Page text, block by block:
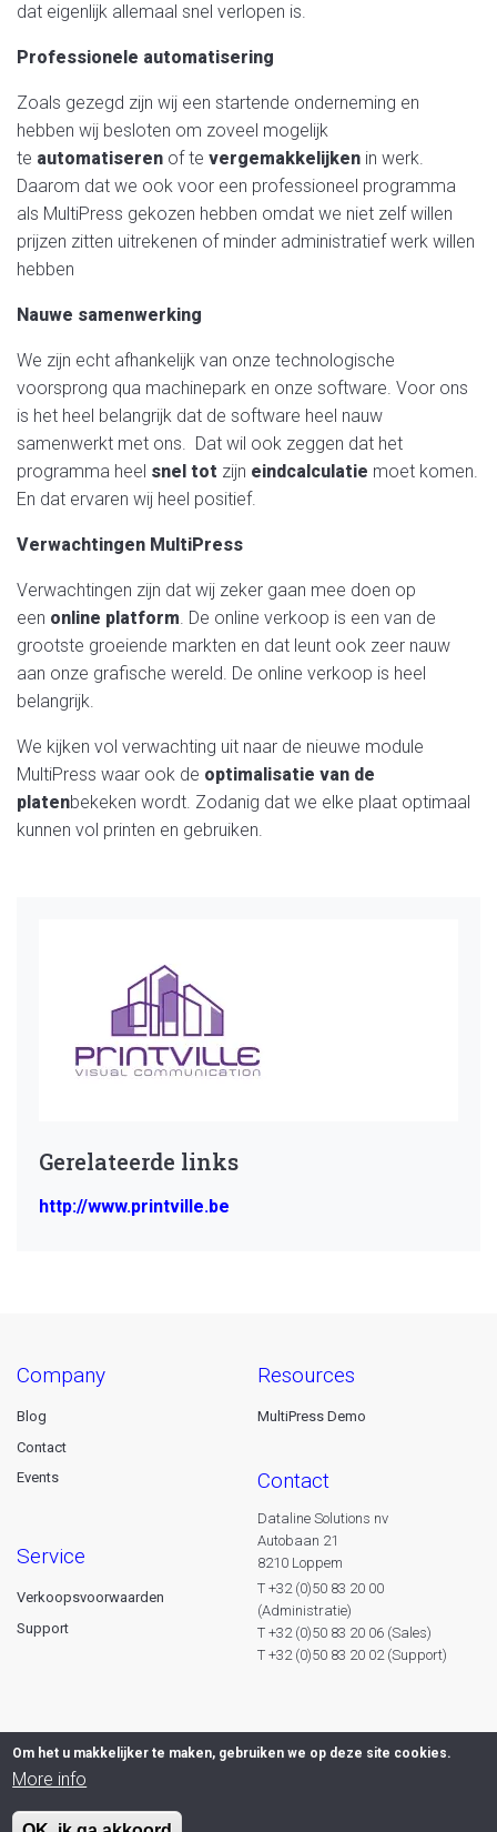
dat eigenlijk allemaal snel verlopen is.
Professionele automatisering
Zoals gezegd zijn wij een startende onderneming en
hebben wij besloten om zoveel mogelijk
te automatiseren of te vergemakkelijken in werk.
Daarom dat we ook voor een professioneel programma
als MultiPress gekozen hebben omdat we niet zelf willen
prijzen zitten uitrekenen of minder administratief werk willen
hebben
Nauwe samenwerking
We zijn echt afhankelijk van onze technologische
voorsprong qua machinepark en onze software. Voor ons
is het heel belangrijk dat de software heel nauw
samenwerkt met ons. Dat wil ook zeggen dat het
programma heel snel tot zijn eindcalculatie moet komen.
En dat ervaren wij heel positief.
Verwachtingen MultiPress
Verwachtingen zijn dat wij zeker gaan mee doen op
een online platform. De online verkoop is een van de
grootste groeiende markten en dat leunt ook zeer nauw
aan onze grafische wereld. De online verkoop is heel
belangrijk.
We kijken vol verwachting uit naar de nieuwe module
MultiPress waar ook de optimalisatie van de
platenbekeken wordt. Zodanig dat we elke plaat optimaal
kunnen vol printen en gebruiken.
Gerelateerde links
http://www.printville.be
company
Blog
Contact
Events
service
Verkoopsvoorwaarden
Support
resources
MultiPress Demo
contact
Dataline Solutions nv
Autobaan 21
8210 Loppem
T +32 (0)50 83 20 00
(Administratie)
T +32 (0)50 83 20 06 (Sales)
T +32 (0)50 83 20 02 (Support)
Om het u makkelijker te maken, gebruiken we op deze site cookies.
More info